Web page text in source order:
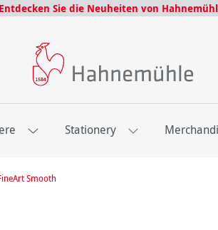
Entdecken Sie die Neuheiten von
Stationery
Smooth